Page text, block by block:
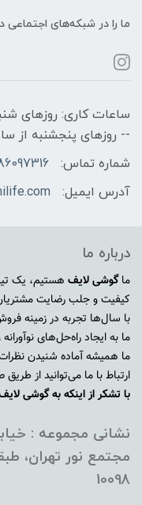
ما را در شبکه‌های اجتماعی
-- روزهای پنجشنبه از ساعت 10
شماره تماس:
- 09101991915
آدرس ایمیل:
درباره ما
ماگوشی لایف هستیم، یک
کیفیت و جلب رضایت
با سال‌ها تجربه در زمینه
ما به ایجاد راه‌حل‌های
ما همیشه آماده شنیدن
ارتباط با ما می‌توانید از
با تشکر از اینکه به گوشی
نشانی مجموعه :
10098